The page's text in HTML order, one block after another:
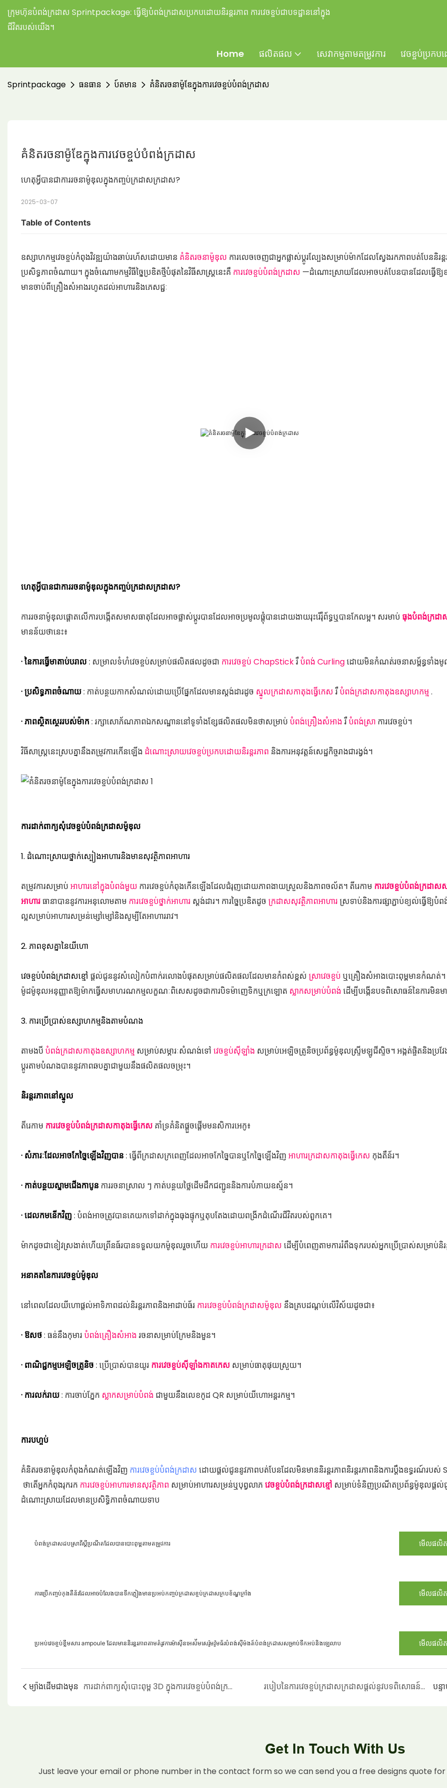
ក្រុមហ៊ុនបំពង់ក្រដាស Sprintpackage: ធ្វើឱ្យបំពង់ក្រដាសប្រកបដោយនិរន្តរភាព ការវេចខ្ចប់ជាបទដ្ឋាននៅក្នុង
ជីវិតរបស់យើង។
Home ផលិតផល សេវាកម្មតាមតម្រូវការ វេចខ្ចប់ប្រកប
Sprintpackage ធនធាន ប៍តមាន គំនិតរចនាម៉ូឌែក្នុងការវេចខ្ចប់បំពង់ក្រដាស
គំនិតរចនាម៉ូឌែក្នុងការវេចខ្ចប់បំពង់ក្រដាស
ហេតុអ្វីបានជាការរចនាម៉ូឌុលក្នុងកញ្ចប់ក្រដាសក្រដាស?
2025-03-07
Table of Contents
ឧស្សាហកម្មវេចខ្ចប់កំពុងវិវឌ្ឍយ៉ាងឆាប់រហ័សដោយមាន គំនិតរចនាម៉ូឌុល ការលេចចេញជាអ្នកផ្លាស់ប្តូរល្បែងសម្រាប់ម៉ាកដែលស្វែងរកភាពបត់បែននិរន្
ប្រសិទ្ធភាពចំណាយ។ ក្នុងចំណោមកម្មវិធីច្នៃប្រឌិតថ្មីបំផុតនៃវិធីសាស្រ្តនេះគឺ ការវេចខ្ចប់បំពង់ក្រដាស —ដំណោះស្រាយដែលអាចបត់បែនបានដែលធ្វើឱ្យ
មានចាប់ពីគ្រឿងសំអាងរហូតដល់អាហារនិងភេសជ្ជៈ
ហេតុអ្វីបានជាការរចនាម៉ូឌុលក្នុងកញ្ចប់ក្រដាសក្រដាស?
ការរចនាម៉ូឌុលផ្តោតលើការបង្កើតសមាសធាតុដែលអាចផ្លាស់ប្តូរបានដែលអាចប្រមូលផ្តុំបានដោយងាយរុះរើរុំព័ទ្ធឬបានកែលម្អ។ សរមាប់ ធុងបំពង់ក្រដា
មានន័យថានេះ៖
· នៃការធ្វើមាតាប់បរាល: សម្រាលទំហំវេចខ្ចប់សម្រាប់ផលិតផលដូចជា ការវេចខ្ចប់ ChapStickរឺបំពង់ Curlingដោយមិនកំណត់រចនាសម្ព័ន្ធទាំង
· ប្រសិទ្ធភាពចំណាយ: កាត់បន្ថយកាកសំណល់ដោយប្រើផ្នែកដែលមានស្តង់ដារដូច ស្នូលក្រដាសកាតុងធ្វើកេសរឺបំពង់ក្រដាសកាតុងឧស្សាហកម្ម .
· ភាពស្ថិតស្ថេររបស់ម៉ាក: រក្សាសោភ័ណភាពឯកសណ្ឋាននៅទូទាំងខ្សែផលិតផលមិនថាសម្រាប់ បំពង់គ្រឿងសំអាងរឺបំពង់ស្រា ការវេចខ្ចប់។
វិធីសាស្រ្តនេះស្របគ្នានឹងតម្រូវការកើនឡើង ដំណោះស្រាយវេចខ្ចប់ប្រកបដោយនិរន្តរភាព និងការអនុវត្តន៍សេដ្ឋកិច្ចរាងជារង្វង់។
ការដាក់ពាក្យសុំវេចខ្ចប់បំពង់ក្រដាសម៉ូឌុល
1. ដំណោះស្រាយថ្នាក់ស្បៀងអាហារនិងមានសុវត្ថិភាពអាហារ
តម្រូវការសម្រាប់ អាហារនៅក្នុងបំពង់មួយ ការវេចខ្ចប់កំពុងកើនឡើងដែលជំរុញដោយភាពងាយស្រួលនិងភាពចល័ត។ តីរេកាម ការវេចខ្ចប់បំពង់ក្រដាស
អាហារធានាបាននូវការអនុលោមតាម ការវេចខ្ចប់ថ្នាក់អាហារ ស្តង់ដារ។ ការច្នៃប្រឌិតដូច ក្រដាសសុវត្ថិភាពអាហារ ស្រទាប់និងការផ្សាភ្ជាប់ខ្យល់ធ្វើឱ្យបំព
ល្អសម្រាប់អាហារសម្រន់ម្សៅម្សៅនិងសូម្បីតែអាហាររាវ។
2. ភាពខុសគ្នានៃយីហោ
វេចខ្ចប់បំពង់ក្រដាសខ្មៅ ផ្តល់ជូននូវសំលៀកបំពាក់រលោងបំផុតសម្រាប់ផលិតផលដែលមានកំពស់ខ្ពស់ ស្រាវេចខ្ចប់ ឬគ្រឿងសំអាងបោះពុម្ពមានកំណត់។
ម៉ូដម៉ូឌុលអនុញ្ញាតឱ្យម៉ាកធ្វើសមាហរណកម្មលក្ខណៈពិសេសដូចជាការបិទម៉ាញេទិកឬក្រឡោត ស្លាកសម្រាប់បំពង់ ដើម្បីបង្កើនបទពិសោធន៍នៃការមិន
3. ការប្រើប្រាស់ឧស្សាហកម្មនិងតាមបំណង
តាមងបី បំពង់ក្រដាសកាតុងឧស្សាហកម្ម សម្រាប់សម្ភារៈសំណង់ទៅ វេចខ្ចប់ស៊ីឡាំង សម្រាប់អេឡិចត្រូនិចប្រព័ន្ធម៉ូឌុលស្ទ្រីមឡូជីស្ទិច។ អង្កត់ផ្ចិតនិងប្រវ
ប្ដូរតាមបំណងបាននូវភាពឆបគ្នាជាមួយនឹងផលិតផលចម្រុះ។
និរន្តរភាពនៅស្នូល
តីរេកាម ការវេចខ្ចប់បំពង់ក្រដាសកាតុងធ្វើកេស គាំទ្រគំនិតផ្តួចផ្តើមមនសិការអេកូ៖
· សំភារៈដែលអាចកែច្នៃឡើងវិញបាន: ធ្វើពីក្រដាសក្រពេញដែលអាចកែច្នៃបានឬកែច្នៃឡើងវិញ អាហារក្រដាសកាតុងធ្វើកេស កុងតឺន័រ។
· កាត់បន្ថយស្នាមជើងកាបូន ការរចនាស្រាល ៗ កាត់បន្ថយថ្លៃដើមដឹកជញ្ជូននិងការបំភាយឧស្ម័ន។
· ដេលកមនើកវិញ: បំពង់អាចត្រូវបានគេយកទៅដាក់ក្នុងធុងផ្ទុកឬតុបតែងដោយពង្រីកដំណើរជីវិតរបស់ពួកគេ។
ម៉ាកដូចជាខៀវស្រងាត់ហើយព្រីនធ័របានទទួលយកម៉ូឌុលរួចហើយ ការវេចខ្ចប់អាហារក្រដាស ដើម្បីបំពេញតាមការរំពឹងទុករបស់អ្នកប្រើប្រាស់សម្រាប់និរ
អនាគតនៃការវេចខ្ចប់ម៉ូឌុល
នៅពេលដែលយីហោផ្តល់អាទិភាពដល់និរន្តរភាពនិងអាដាប់ធ័រ ការវេចខ្ចប់បំពង់ក្រដាសម៉ូឌុល នឹងគ្របដណ្តប់លើវិស័យដូចជា៖
· ឱសថ: ធន់នឹងកុមារ បំពង់គ្រឿងសំអាង រចនាសម្រាប់ក្រែមនិងមួន។
· ពាណិជ្ជកម្មអេឡិចត្រូនិច : ប្រើប្រាស់បានយូរ ការវេចខ្ចប់ស៊ីឡាំងកាតកេស សម្រាប់ធាតុផុយស្រួយ។
· ការលក់រាយ: ការចាប់ភ្នែក ស្លាកសម្រាប់បំពង់ ជាមួយនឹងលេខកូដ QR សម្រាប់យីហោអន្តរកម្ម។
ការបហ្ចប់
គំនិតរចនាម៉ូឌុលកំពុងកំណត់ឡើងវិញ ការវេចខ្ចប់បំពង់ក្រដាស ដោយផ្តល់ជូននូវភាពបត់បែនដែលមិនមាននិរន្តរភាពនិរន្តរភាពនិងការប្តឹងឧទ្ធរណ៍របស់
ថាតើអ្នកកំពុងរុករក ការវេចខ្ចប់អាហារមានសុវត្ថិភាព សម្រាប់អាហារសម្រន់ឬបុព្វលាភ វេចខ្ចប់បំពង់ក្រដាសខ្មៅ សម្រាប់ទំនិញប្រណីតប្រព័ន្ធម៉ូឌុលផ្តល់
ដំណោះស្រាយដែលមានប្រសិទ្ធិភាពចំណាយទាប
បំពង់ក្រដាសដបស្រាវីស្គីប្រណីតដែលបានបោះពុម្ពតាមតម្រូវការ មើលផលិ
ការប្រើកញ្ចប់កុងតឺន័រដែលអាចបំលែងបានទឹកភ្លៀងមានប្រអប់កញ្ចប់ក្រដាសខ្ចប់ក្រដាសក្របខ័ណ្ឌក្រាំង មើលផលិ
ប្រអប់វេចខ្ចប់ខ្លឹមសារ ampoule ដែលមាននិរន្តរភាពតាមតំរូវការម៉ាស៊ីនអេស៉ីមសេរ៉ូមវ៉ូមធ័របំពង់ស៊ីម៉ងត៍បំពង់ក្រដាសសម្រាប់ទឹកអប់និងឡេលាប មើលផលិ
ម្យ៉ាងដើមជាងមុន ការដាក់ពាក្យសុំបោះពុម្ព 3D ក្នុងការវេចខ្ចប់បំពង់ក្រដាស របៀបនៃការវេចខ្ចប់ក្រដាសក្រដាសផ្តល់នូវបទពិសោធន៍នៃការមិនដាក់ប្រអប់ បន្
Get In Touch With Us
Just leave your email or phone number in the contact form so we can send you a free designs quote